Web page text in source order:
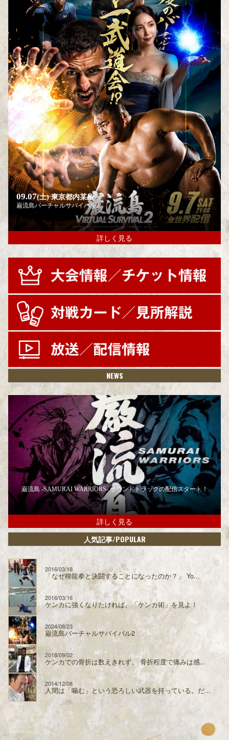
09.07(土)東京都内某所
巌流島バーチャルサバイバル2
詳しく見る
NEWS
巌流島 -SAMURAI WARRIORS- サウンドトラックの配信スタート！
詳しく見る
人気記事/POPULAR
2016/03/18
「なぜ柳龍拳と決闘することになったのか？」 Yo...
2016/03/16
ケンカに強くなりたければ、「ケンカ術」を見よ！
2024/08/23
巌流島バーチャルサバイバル2
2018/09/02
ケンカでの骨折は数えきれず、 骨折程度で痛みは感...
2014/12/08
人間は「噛む」という恐ろしい武器を持っている。だ...